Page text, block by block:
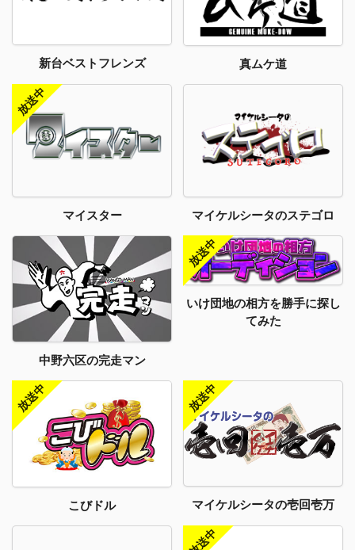
新台ベストフレンズ 真ムケ道
マイスター マイケルシータのステゴロ
中野六区の完走マン
いけ団地の相方を勝手に探し
てみた
こびドル マイケルシータの壱回壱万